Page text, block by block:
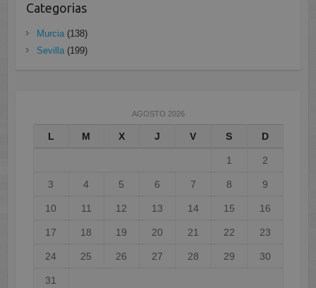
Categorias
Murcia(138)
Sevilla(199)
AGOSTO 2026
L M X J V S D
1 2
3 4 5 6 7 8 9
10 11 12 13 14 15 16
17 18 19 20 21 22 23
24 25 26 27 28 29 30
31